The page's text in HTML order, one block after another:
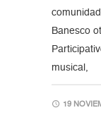
Banesco
musical,
19